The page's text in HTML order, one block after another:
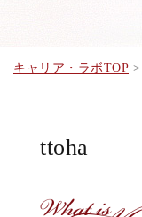
キャリア・ラボTOP
ttoha